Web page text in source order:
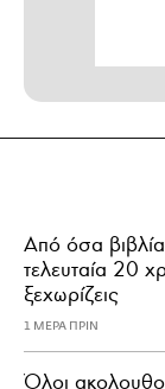
Από όσα
τελευταία 20
ξεχωρίζεις
1 ΜΕΡΑ ΠΡΙΝ
Όλοι